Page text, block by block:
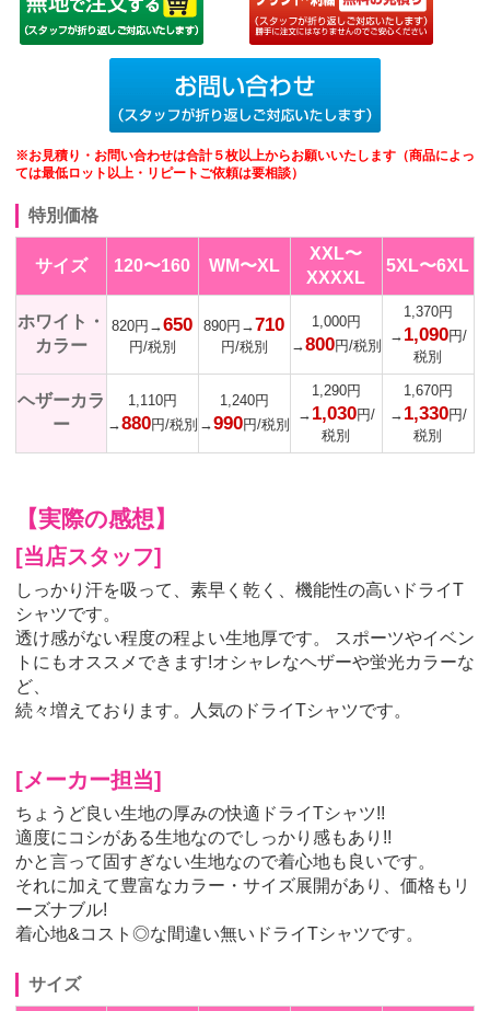
※お見積り・お問い合わせは合計５枚以上からお願いいたします（商品によっ
ては最低ロット以上・リピートご依頼は要相談）
特別価格
サイズ 120〜160 WM〜XL
XXL〜
XXXXL
5XL〜6XL
ホワイト・
カラー
820円→650
円/税別
890円→710
円/税別
1,000円
→800円/税別
1,370円
→ 1,090円/
税別
ヘザーカラ
ー
1,110円
→880円/税別
1,240円
→990円/税別
1,290円
→ 1,030円/
税別
1,670円
→ 1,330円/
税別
【実際の感想】
[当店スタッフ]
しっかり汗を吸って、素早く乾く、機能性の高いドライT
シャツです。
透け感がない程度の程よい生地厚です。 スポーツやイベン
トにもオススメできます!オシャレなヘザーや蛍光カラーな
ど、
続々増えております。人気のドライTシャツです。
[メーカー担当]
ちょうど良い生地の厚みの快適ドライTシャツ!!
適度にコシがある生地なのでしっかり感もあり!!
かと言って固すぎない生地なので着心地も良いです。
それに加えて豊富なカラー・サイズ展開があり、価格もリ
ーズナブル!
着心地&コスト◎な間違い無いドライTシャツです。
サイズ